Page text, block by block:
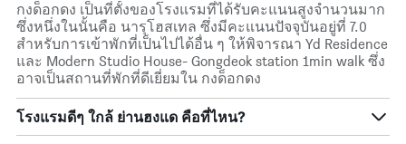
กงด็อกดง เป็นที่ตั้งของโรงแรมที่ได้รับคะแนนสูงจำนวนมาก
ซึ่งหนึ่งในนั้นคือ นารุโฮสเทล ซึ่งมีคะแนนปัจจุบันอยู่ที่ 7.0
สำหรับการเข้าพักที่เป็นไปได้อื่น ๆ ให้พิจารณา Yd Residence
และ Modern Studio House- Gongdeok station 1min walk ซึ่ง
อาจเป็นสถานที่พักที่ดีเยี่ยมใน กงด็อกดง
โรงแรมดีๆ ใกล้ ย่านฮงแด คือที่ไหน?